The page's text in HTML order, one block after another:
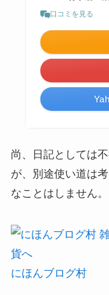
口コミを見る
尚、日記としては
が、別途使い道は
なことはしません。
にほんブログ村